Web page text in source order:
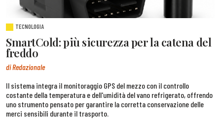
TECNOLOGIA
SmartCold: più sicurezza per la catena del
freddo
di Redazionale
Il sistema integra il monitoraggio GPS del mezzo con il controllo
costante della temperatura e dell'umidità del vano refrigerato, offrendo
uno strumento pensato per garantire la corretta conservazione delle
merci sensibili durante il trasporto.